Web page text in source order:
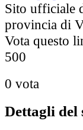
Sito ufficiale
provincia di
Vota questo
500
0 vota
Dettagli del